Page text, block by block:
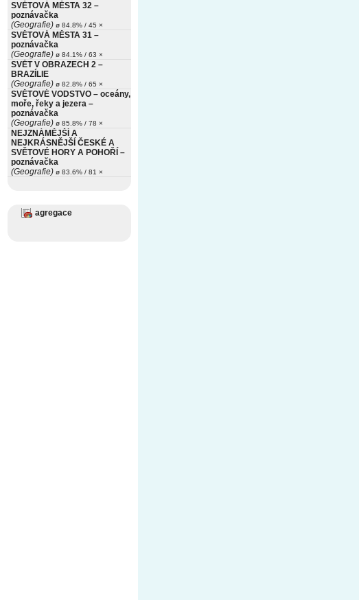
SVĚTOVÁ MĚSTA 32 –
poznávačka
(Geografie) ø 84.8% / 45 ×
SVĚTOVÁ MĚSTA 31 –
poznávačka
(Geografie) ø 84.1% / 63 ×
SVĚT V OBRAZECH 2 –
BRAZÍLIE
(Geografie) ø 82.8% / 65 ×
SVĚTOVÉ VODSTVO – oceány,
moře, řeky a jezera –
poznávačka
(Geografie) ø 85.8% / 78 ×
NEJZNÁMĚJŠÍ A
NEJKRÁSNĚJŠÍ ČESKÉ A
SVĚTOVÉ HORY A POHOŘÍ –
poznávačka
(Geografie) ø 83.6% / 81 ×
agregace